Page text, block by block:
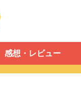
感想・レビュー